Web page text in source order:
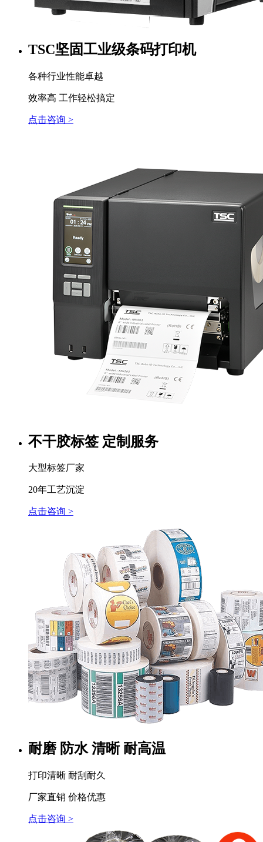
TSC坚固工业级条码打印机
各种行业性能卓越
效率高 工作轻松搞定
点击咨询 >
不干胶标签 定制服务
大型标签厂家
20年工艺沉淀
点击咨询 >
耐磨 防水 清晰 耐高温
打印清晰 耐刮耐久
厂家直销 价格优惠
点击咨询 >